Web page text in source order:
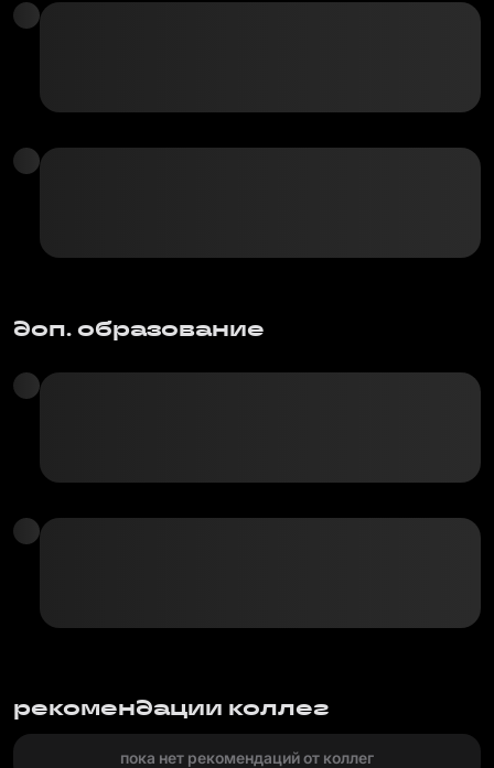
доп. образование
рекомендации коллег
пока нет рекомендаций от коллег